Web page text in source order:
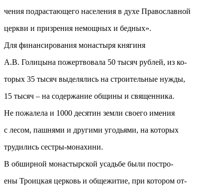
чения подрастающего населения в духе Православной
церкви и призрения немощных и бедных».
Для финансирования монастыря княгиня
А.В. Голицына пожертвовала 50 тысяч рублей, из ко-
торых 35 тысяч выделялись на строительные нужды,
15 тысяч – на содержание общины и священника.
Не пожалела и 1000 десятин земли своего имения
с лесом, пашнями и другими угодьями, на которых
трудились сестры-монахини.
В обширной монастырской усадьбе были постро-
ены Троицкая церковь и общежитие, при котором от-